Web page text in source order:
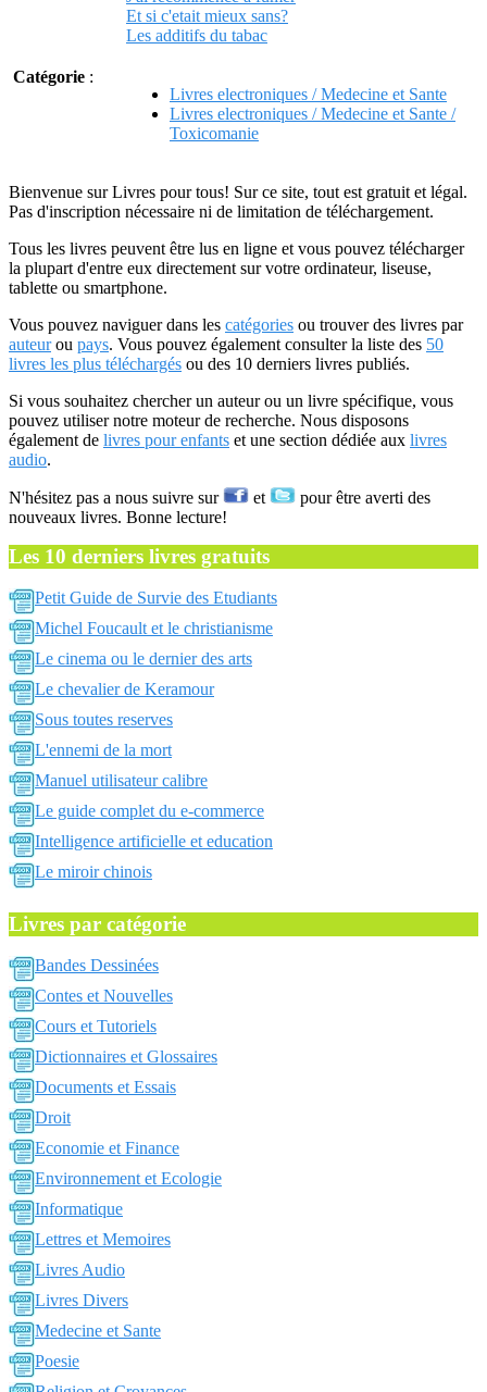
Et si c'etait mieux sans?
Les additifs du tabac
Catégorie :
Livres electroniques / Medecine et Sante
Livres electroniques / Medecine et Sante /
Toxicomanie
Bienvenue sur Livres pour tous! Sur ce site, tout est gratuit et légal.
Pas d'inscription nécessaire ni de limitation de téléchargement.
Tous les livres peuvent être lus en ligne et vous pouvez télécharger
la plupart d'entre eux directement sur votre ordinateur, liseuse,
tablette ou smartphone.
Vous pouvez naviguer dans les catégories ou trouver des livres par
auteurou pays. Vous pouvez également consulter la liste des 50
livres les plus téléchargés ou des 10 derniers livres publiés.
Si vous souhaitez chercher un auteur ou un livre spécifique, vous
pouvez utiliser notre moteur de recherche. Nous disposons
également de livres pour enfants et une section dédiée aux livres
audio.
N'hésitez pas a nous suivre sur et
pour être averti des
nouveaux livres. Bonne lecture!
Les 10 derniers livres gratuits
Petit Guide de Survie des Etudiants
Michel Foucault et le christianisme
Le cinema ou le dernier des arts
Le chevalier de Keramour
Sous toutes reserves
L'ennemi de la mort
Manuel utilisateur calibre
Le guide complet du e-commerce
Intelligence artificielle et education
Le miroir chinois
Livres par catégorie
Bandes Dessinées
Contes et Nouvelles
Cours et Tutoriels
Dictionnaires et Glossaires
Documents et Essais
Droit
Economie et Finance
Environnement et Ecologie
Informatique
Lettres et Memoires
Livres Audio
Livres Divers
Medecine et Sante
Poesie